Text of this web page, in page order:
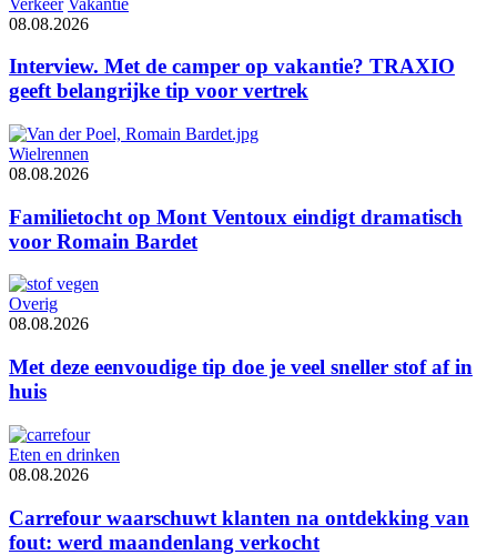
08.08.2026
Interview. Met de camper op vakantie? TRAXIO
geeft belangrijke tip voor vertrek
Wielrennen
08.08.2026
Familietocht op Mont Ventoux eindigt dramatisch
voor Romain Bardet
Overig
08.08.2026
Met deze eenvoudige tip doe je veel sneller stof af in
huis
Eten en drinken
08.08.2026
Carrefour waarschuwt klanten na ontdekking van
fout: werd maandenlang verkocht